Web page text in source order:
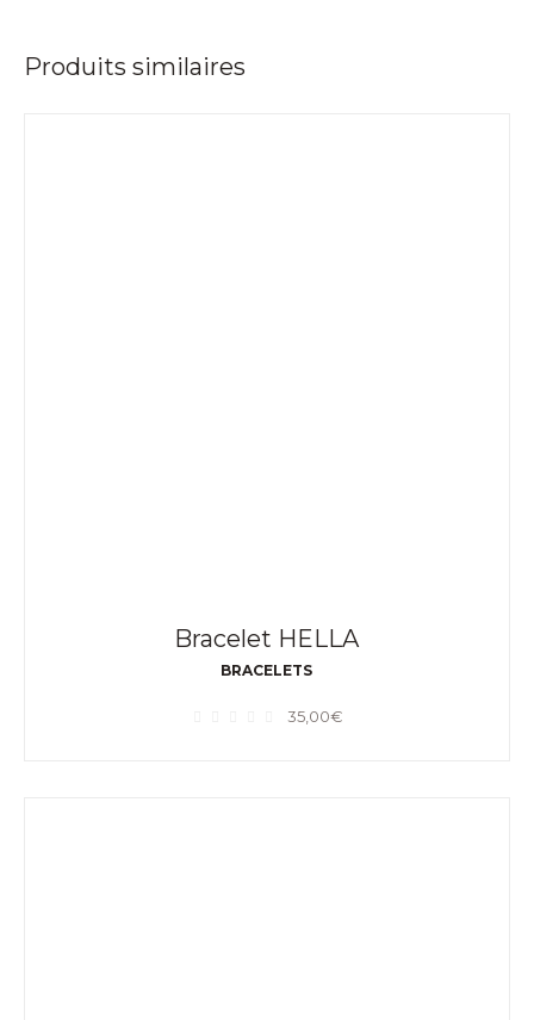
Produits similaires
Bracelet HELLA
BRACELETS
35,00€